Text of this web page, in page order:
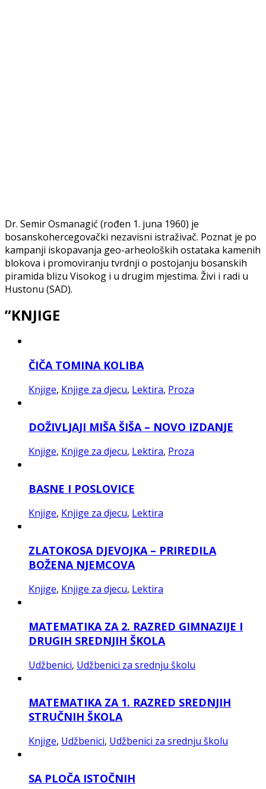
Dr. Semir Osmanagić (rođen 1. juna 1960) je
bosanskohercegovački nezavisni istraživač. Poznat je po
kampanji iskopavanja geo-arheoloških ostataka kamenih
blokova i promoviranju tvrdnji o postojanju bosanskih
piramida blizu Visokog i u drugim mjestima. Živi i radi u
Hustonu (SAD).
”KNJIGE
ČIČA TOMINA KOLIBA
Knjige, Knjige za djecu, Lektira, Proza
DOŽIVLJAJI MIŠA ŠIŠA – NOVO IZDANJE
Knjige, Knjige za djecu, Lektira, Proza
BASNE I POSLOVICE
Knjige, Knjige za djecu, Lektira
ZLATOKOSA DJEVOJKA – PRIREDILA
BOŽENA NJEMCOVA
Knjige, Knjige za djecu, Lektira
MATEMATIKA ZA 2. RAZRED GIMNAZIJE I
DRUGIH SREDNJIH ŠKOLA
Udžbenici, Udžbenici za srednju školu
MATEMATIKA ZA 1. RAZRED SREDNJIH
STRUČNIH ŠKOLA
Knjige, Udžbenici, Udžbenici za srednju školu
SA PLOČA ISTOČNIH